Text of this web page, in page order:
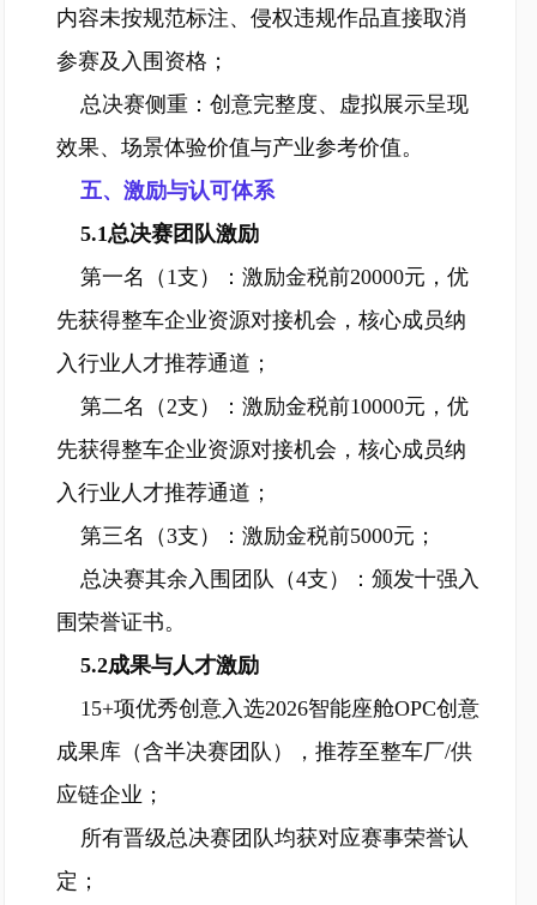
内容未按规范标注、侵权违规作品直接取消
参赛及入围资格；
总决赛侧重：创意完整度、虚拟展示呈现
效果、场景体验价值与产业参考价值。
五、激励与认可体系
5.1总决赛团队激励
第一名（1支）：激励金税前20000元，优
先获得整车企业资源对接机会，核心成员纳
入行业人才推荐通道；
第二名（2支）：激励金税前10000元，优
先获得整车企业资源对接机会，核心成员纳
入行业人才推荐通道；
第三名（3支）：激励金税前5000元；
总决赛其余入围团队（4支）：颁发十强入
围荣誉证书。
5.2成果与人才激励
15+项优秀创意入选2026智能座舱OPC创意
成果库（含半决赛团队），推荐至整车厂/供
应链企业；
所有晋级总决赛团队均获对应赛事荣誉认
定；